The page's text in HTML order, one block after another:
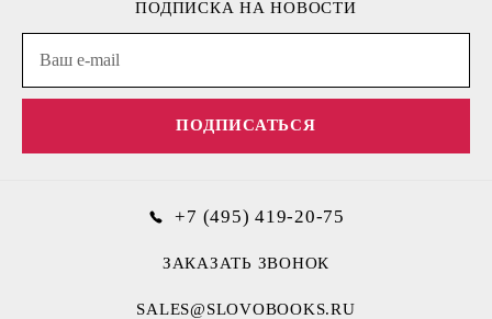
ПОДПИСКА НА НОВОСТИ
ПОДПИСАТЬСЯ
+7 (495) 419-20-75
ЗАКАЗАТЬ ЗВОНОК
SALES@SLOVOBOOKS.RU